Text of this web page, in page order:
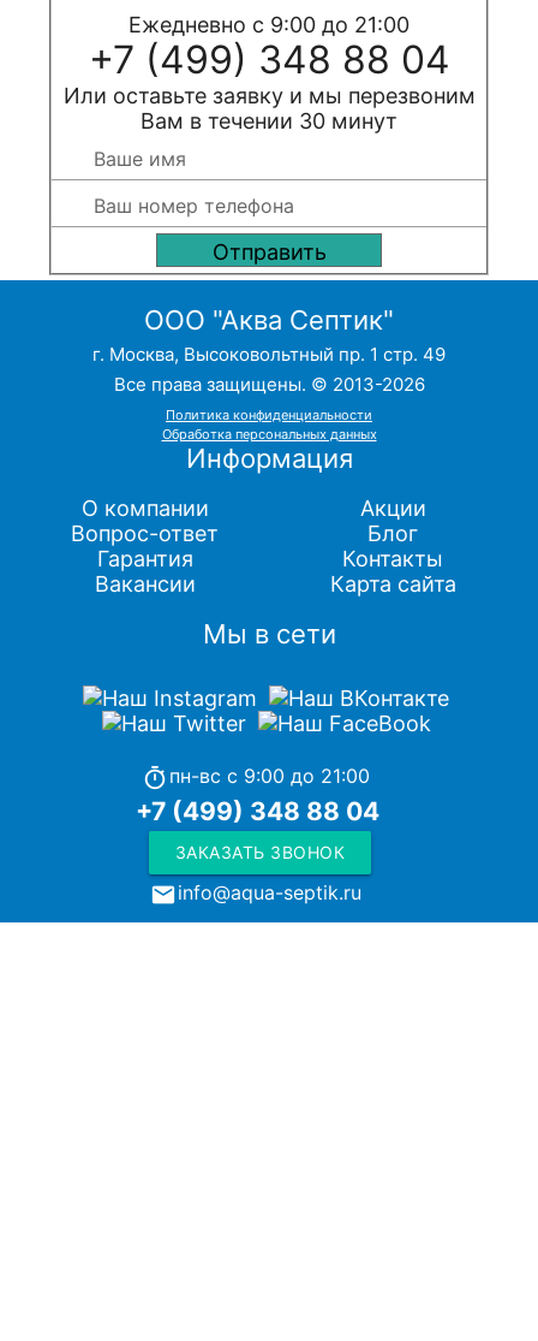
Ежедневно с 9:00 до 21:00
+7 (499) 348 88 04
Или оставьте заявку и мы перезвоним
Вам в течении 30 минут
ООО "Аква Септик"
г. Москва, Высоковольтный пр. 1 стр. 49
Все права защищены. © 2013-2026
Политика конфиденциальности
Обработка персональных данных
Информация
О компании
Вопрос-ответ
Гарантия
Вакансии
Акции
Блог
Контакты
Карта сайта
Мы в сети
timer пн-вс с 9:00 до 21:00
+7 (499) 348 88 04
ЗАКАЗАТЬ ЗВОНОК
local_post_officeinfo@aqua-septik.ru